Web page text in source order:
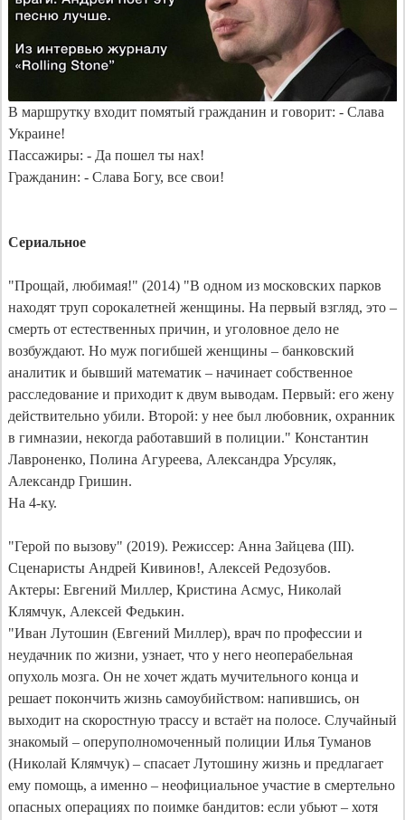
В маршрутку входит помятый гражданин и говорит: - Слава
Украине!
Пассажиры: - Да пошел ты нах!
Гражданин: - Слава Богу, все свои!
Сериальное
"Прощай, любимая!" (2014) "В одном из московских парков
находят труп сорокалетней женщины. На первый взгляд, это –
смерть от естественных причин, и уголовное дело не
возбуждают. Но муж погибшей женщины – банковский
аналитик и бывший математик – начинает собственное
расследование и приходит к двум выводам. Первый: его жену
действительно убили. Второй: у нее был любовник, охранник
в гимназии, некогда работавший в полиции." Константин
Лавроненко, Полина Агуреева, Александра Урсуляк,
Александр Гришин.
На 4-ку.
"Герой по вызову" (2019). Режиссер: Анна Зайцева (III).
Сценаристы Андрей Кивинов!, Алексей Редозубов.
Актеры: Евгений Миллер, Кристина Асмус, Николай
Клямчук, Алексей Федькин.
"Иван Лутошин (Евгений Миллер), врач по профессии и
неудачник по жизни, узнает, что у него неоперабельная
опухоль мозга. Он не хочет ждать мучительного конца и
решает покончить жизнь самоубийством: напившись, он
выходит на скоростную трассу и встаёт на полосе. Случайный
знакомый – оперуполномоченный полиции Илья Туманов
(Николай Клямчук) – спасает Лутошину жизнь и предлагает
ему помощь, а именно – неофициальное участие в смертельно
опасных операциях по поимке бандитов: если убьют – хотя